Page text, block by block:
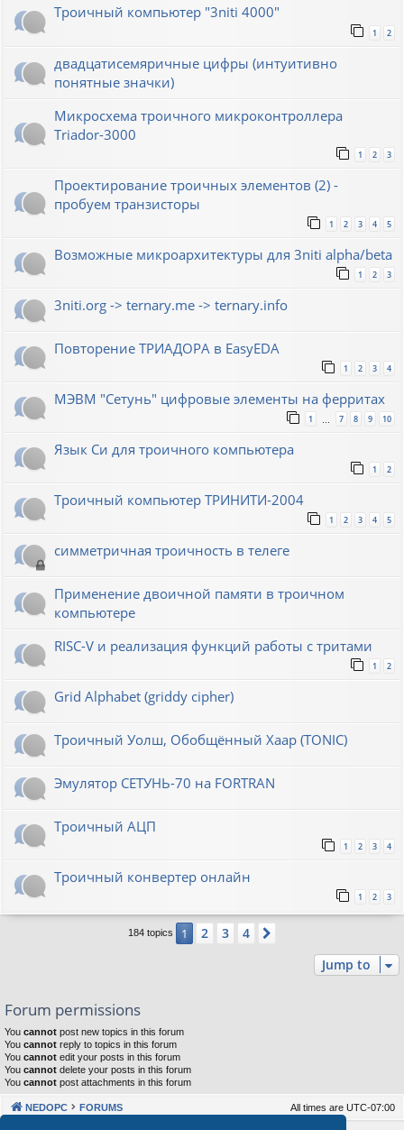
Троичный компьютер "3niti 4000"
1 2
двадцатисемяричные цифры (интуитивно
понятные значки)
Микросхема троичного микроконтроллера
Triador-3000
1 2 3
Проектирование троичных элементов (2) -
пробуем транзисторы
1 2 3 4 5
Возможные микроархитектуры для 3niti alpha/beta
1 2 3
3niti.org -> ternary.me -> ternary.info
Повторение ТРИАДОРА в EasyEDA
1 2 3 4
МЭВМ "Сетунь" цифровые элементы на ферритах
1 … 7 8 9 10
Язык Си для троичного компьютера
1 2
Троичный компьютер ТРИНИТИ-2004
1 2 3 4 5
симметричная троичность в телеге
Применение двоичной памяти в троичном
компьютере
RISC-V и реализация функций работы с тритами
1 2
Grid Alphabet (griddy cipher)
Троичный Уолш, Обобщённый Хаар (TONIC)
Эмулятор СЕТУНЬ-70 на FORTRAN
Троичный АЦП
1 2 3 4
Троичный конвертер онлайн
1 2 3
184 topics 1 2 3 4
Jump to
Forum permissions
You cannot post new topics in this forum
You cannot reply to topics in this forum
You cannot edit your posts in this forum
You cannot delete your posts in this forum
You cannot post attachments in this forum
NEDOPC FORUMS All times are UTC-07:00